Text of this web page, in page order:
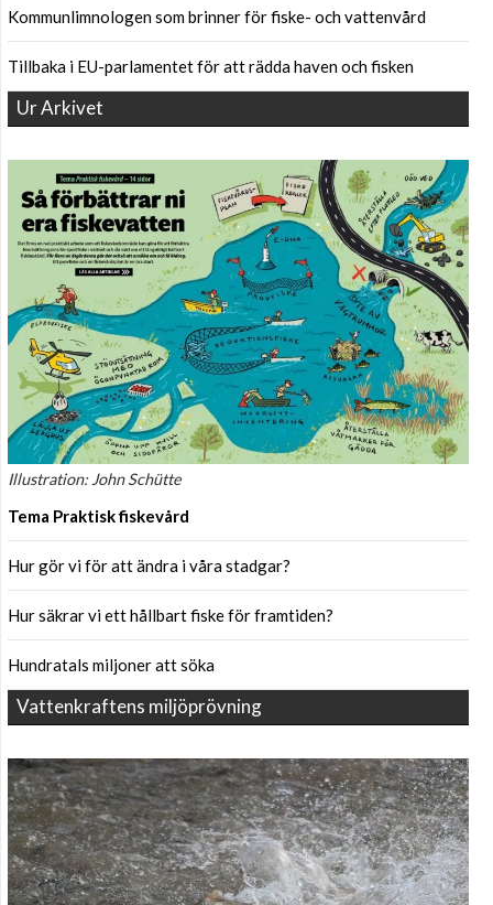
Kommunlimnologen som brinner för fiske- och vattenvård
Tillbaka i EU-parlamentet för att rädda haven och fisken
Ur Arkivet
Illustration: John Schütte
Tema Praktisk fiskevård
Hur gör vi för att ändra i våra stadgar?
Hur säkrar vi ett hållbart fiske för framtiden?
Hundratals miljoner att söka
Vattenkraftens miljöprövning